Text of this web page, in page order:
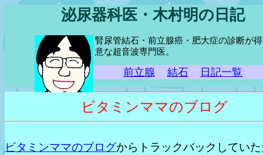
泌尿器科医・木村明の日記
腎尿管結石・前立腺癌・肥大症の診断が得
意な超音波専門医。
前立腺 結石 日記一覧
ビタミンママのブログ
ビタミンママのブログからトラックバックしてい